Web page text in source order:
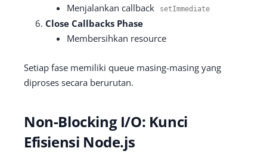
Menjalankan callback
setImmediate
Close Callbacks Phase
Membersihkan resource
Setiap fase memiliki queue masing-masing yang
diproses secara berurutan.
Non-Blocking I/O: Kunci
Efisiensi Node.js